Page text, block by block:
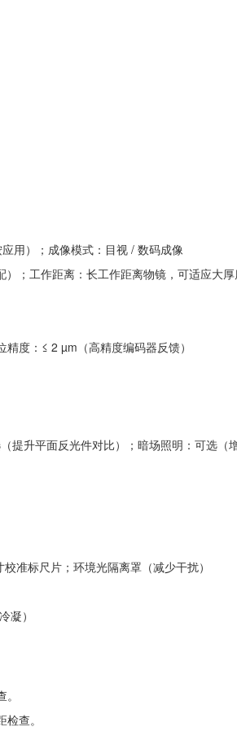
用）；成像模式：目视 / 数码成像
工作距离：长工作距离物镜，可适应大
度：≤ 2 µm（高精度编码器反馈）
升平面反光件对比）；暗场照明：可选（
准标尺片；环境光隔离罩（减少干扰）
凝）
查。